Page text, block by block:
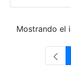
Mostrando el